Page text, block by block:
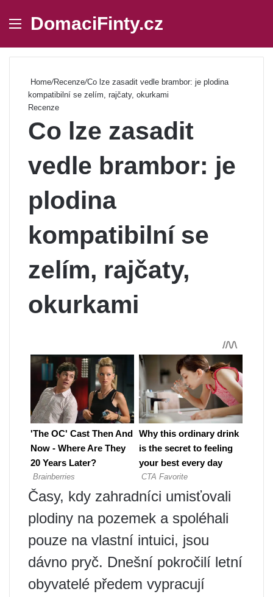
Menu
DomaciFinty.cz
Home/Recenze/Co lze zasadit vedle brambor: je plodina
kompatibilní se zelím, rajčaty, okurkami
Recenze
Co lze zasadit
vedle brambor: je
plodina
kompatibilní se
zelím, rajčaty,
okurkami
Časy, kdy zahradníci umisťovali
plodiny na pozemek a spoléhali
pouze na vlastní intuici, jsou
dávno pryč. Dnešní pokročilí letní
obyvatelé předem vypracují